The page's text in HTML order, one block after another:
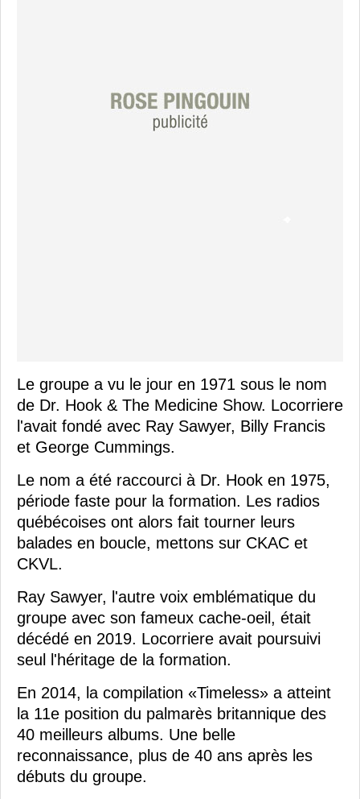
Le groupe a vu le jour en 1971 sous le nom
de Dr. Hook & The Medicine Show. Locorriere
l'avait fondé avec Ray Sawyer, Billy Francis
et George Cummings.
Le nom a été raccourci à Dr. Hook en 1975,
période faste pour la formation. Les radios
québécoises ont alors fait tourner leurs
balades en boucle, mettons sur CKAC et
CKVL.
Ray Sawyer, l'autre voix emblématique du
groupe avec son fameux cache-oeil, était
décédé en 2019. Locorriere avait poursuivi
seul l'héritage de la formation.
En 2014, la compilation «Timeless» a atteint
la 11e position du palmarès britannique des
40 meilleurs albums. Une belle
reconnaissance, plus de 40 ans après les
débuts du groupe.